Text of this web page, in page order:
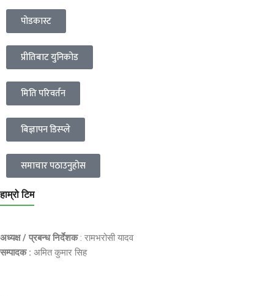
पोडकास्ट
प्रीतिबाट युनिकोड
मिति परिवर्तन
बिज्ञापन डिस्प्ले
समाचार पठाउनुहोस
हाम्रो टिम
अध्यक्ष / प्रबन्ध निर्देशक: रामभरोसी यादव
सम्पादक : अमित कुमार सिह